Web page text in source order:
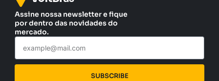
Assine nossa newsletter e fique
por dentro das novidades do
mercado.
SUBSCRIBE